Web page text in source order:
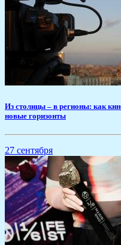
Из столицы – в регионы: как
новые горизонты
27 сентября